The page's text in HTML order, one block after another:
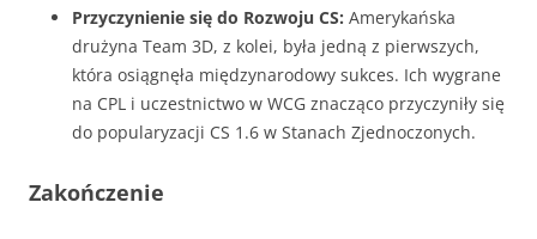
Przyczynienie się do Rozwoju CS: Amerykańska
drużyna Team 3D, z kolei, była jedną z pierwszych,
która osiągnęła międzynarodowy sukces. Ich wygrane
na CPL i uczestnictwo w WCG znacząco przyczyniły się
do popularyzacji CS 1.6 w Stanach Zjednoczonych.
Zakończenie